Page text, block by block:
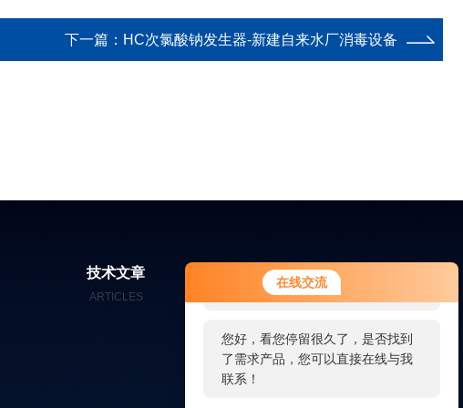
在线交流
您好！欢迎前来咨询，很高兴为您
服务，请问您要咨询什么问题呢？
您好，看您停留很久了，是否找到
了需求产品，您可以直接在线与我
联系！
下一篇： HC次氯酸钠发生器-新建自来水厂消毒设备
技术文章
ARTICLES
在线留言
MESSAGES